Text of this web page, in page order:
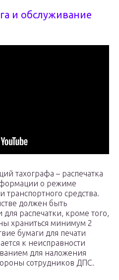
и обслуживание
тахографа – распечатка
о режиме
средства.
должен быть
распечатки, кроме того,
храниться минимум 2
бумаги для печати
к неисправности
для наложения
сотрудников ДПС.